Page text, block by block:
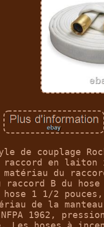
de couplage
raccord en laiton
du
raccord B du
1 1/2
de la
1962,